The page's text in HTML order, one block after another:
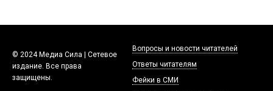
© 2024 Медиа Сила | Сетевое
издание. Все права
защищены.
Вопросы и новости читателей
Ответы читателям
Фейки в СМИ